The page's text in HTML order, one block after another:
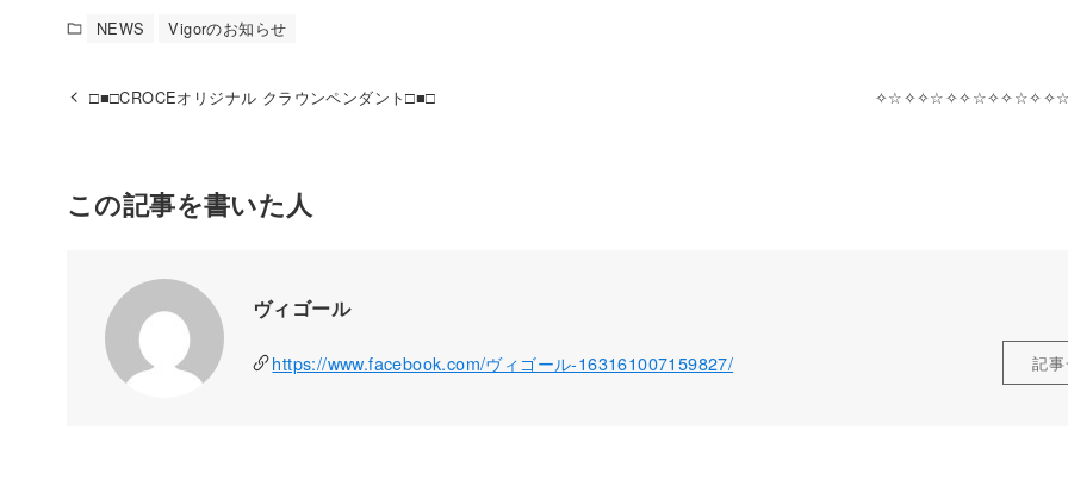
NEWS Vigorのお知らせ
□■□CROCEオリジナル クラウンペンダント□■□
この記事を書いた人
ヴィゴール
https://www.facebook.com/ヴィゴール-163161007159827/ 記